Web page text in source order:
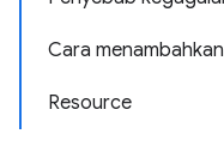
Cara
Resource